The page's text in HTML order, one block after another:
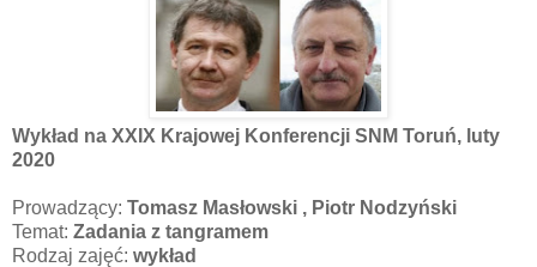
Wykład na XXIX Krajowej Konferencji SNM Toruń, luty
2020
Prowadzący: Tomasz Masłowski , Piotr Nodzyński
Temat: Zadania z tangramem
Rodzaj zajęć: wykład